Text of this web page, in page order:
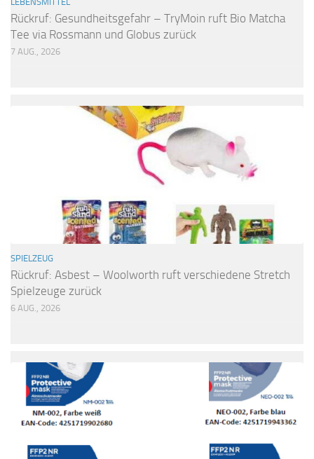
Rückruf: Gesundheitsgefahr – TryMoin ruft Bio Matcha
Tee via Rossmann und Globus zurück
7 AUG., 2026
SPIELZEUG
Rückruf: Asbest – Woolworth ruft verschiedene Stretch
Spielzeuge zurück
6 AUG., 2026